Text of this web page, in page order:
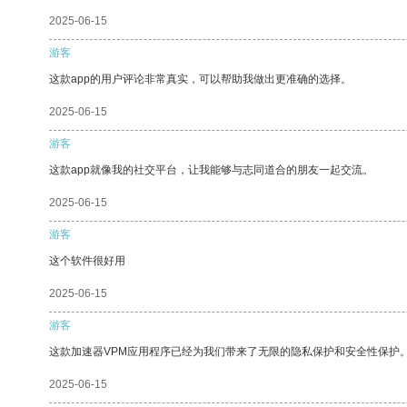
2025-06-15
游客
这款app的用户评论非常真实，可以帮助我做出更准确的选择。
2025-06-15
游客
这款app就像我的社交平台，让我能够与志同道合的朋友一起交流。
2025-06-15
游客
这个软件很好用
2025-06-15
游客
这款加速器VPM应用程序已经为我们带来了无限的隐私保护和安全性保护
2025-06-15